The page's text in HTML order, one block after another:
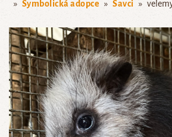
Symbolická adopce
Savci